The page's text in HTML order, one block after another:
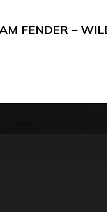
FENDER –